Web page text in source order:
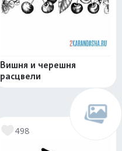
Вишня и черешня
расцвели
498